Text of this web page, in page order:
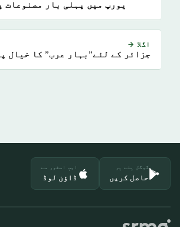
یورپ میں پہلی بار مصنوعات
اگلا →
جزائر کے لئے”بہار عرب” کا خیال
گوگل پلے پر
حاصل کریں
ایپ اسٹور سے
ڈاؤن لوڈ